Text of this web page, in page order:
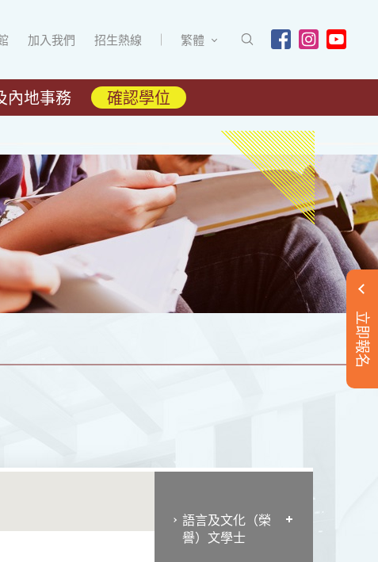
加入我們 招生熱線 繁體
內地事務 確認學位
立即報名
語言及文化（榮
譽）文學士